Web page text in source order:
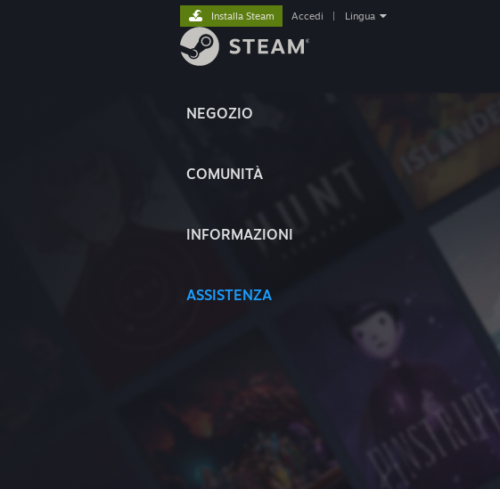
NEGOZIO
COMUNITÀ
INFORMAZIONI
ASSISTENZA
Installa Steam Accedi Lingua